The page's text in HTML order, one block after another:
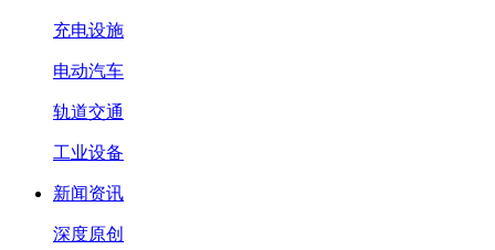
充电设施
电动汽车
轨道交通
工业设备
新闻资讯
深度原创